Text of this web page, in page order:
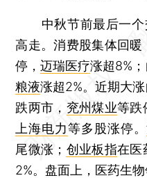
中秋节前最后一个
高走。消费股集体回
停，迈瑞医疗涨超8%
粮液涨超2%。近期大
跌两市， 兖州煤业等跌
上海电力等多股涨停。
尾微涨； 创业板指在医
2%。盘面上，医药生